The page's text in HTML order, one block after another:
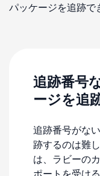
パッケージを追跡で
追跡番号
ージを追
追跡番号がな
跡するのは難
は、ラビーの